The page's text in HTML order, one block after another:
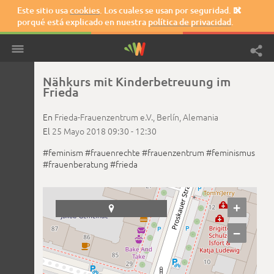
Este sitio usacookies. Los cuales se usan por seguridad. El
porqué está explicado en nuestra política de privacidad.

Nähkurs mit Kinderbetreuung im
Frieda
En Frieda-Frauenzentrum e.V., Berlín, Alemania
El 25 Mayo 2018 09:30 - 12:30
#feminism #frauenrechte #frauenzentrum #feminismus
#frauenberatung #frieda

+
−